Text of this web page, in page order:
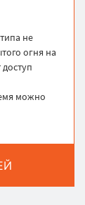
не
огня на
можно